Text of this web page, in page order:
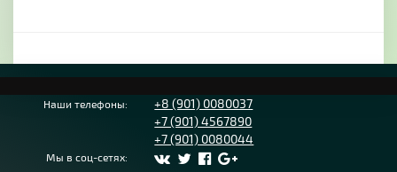
Наши телефоны:
+8 (901) 0080037
+7 (901) 4567890
+7 (901) 0080044
Мы в соц-сетях: